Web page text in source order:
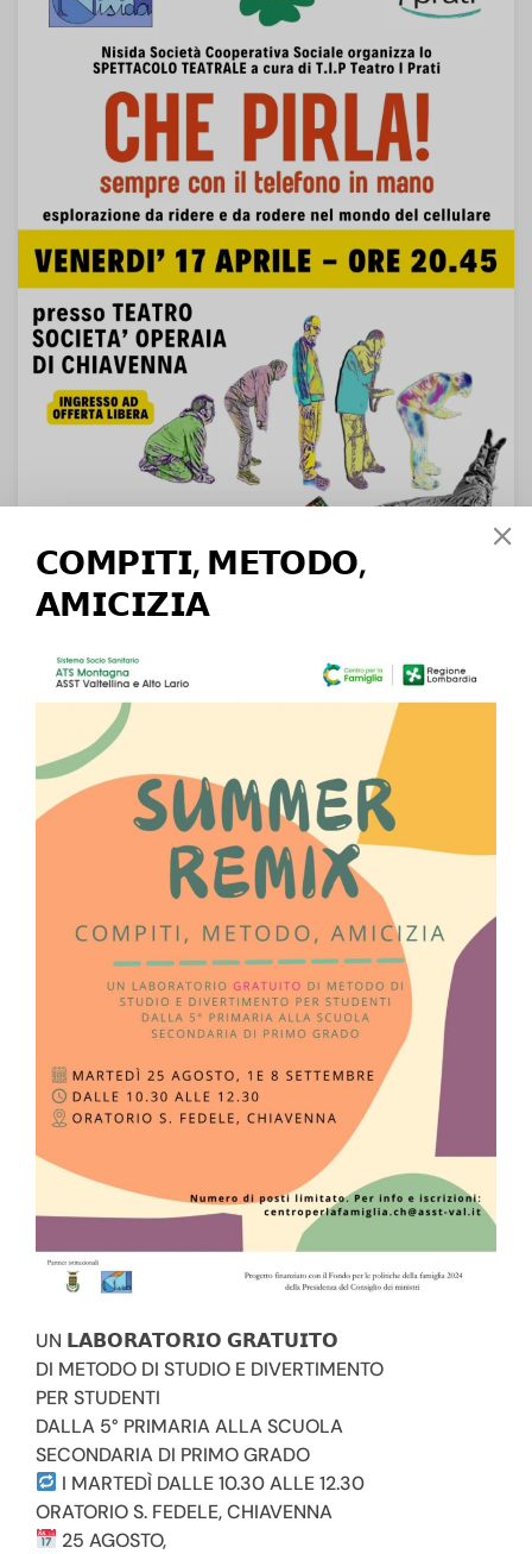
Teatro con il gruppo dei prati
Venerdì 17 aprile alle ore 20.45 lo spettacolo “
Che Pirla sempre con il telefono in mano”…
𝗖𝗢𝗠𝗣𝗜𝗧𝗜, 𝗠𝗘𝗧𝗢𝗗𝗢,
𝗔𝗠𝗜𝗖𝗜𝗭𝗜𝗔
UN 𝗟𝗔𝗕𝗢𝗥𝗔𝗧𝗢𝗥𝗜𝗢 𝗚𝗥𝗔𝗧𝗨𝗜𝗧𝗢
DI METODO DI STUDIO E DIVERTIMENTO
PER STUDENTI
DALLA 5° PRIMARIA ALLA SCUOLA
SECONDARIA DI PRIMO GRADO
I MARTEDÌ DALLE 10.30 ALLE 12.30
ORATORIO S. FEDELE, CHIAVENNA
25 AGOSTO,